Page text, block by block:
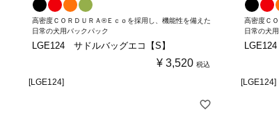
高密度ＣＯＲＤＵＲＡ®Ｅｃｏを採用し、機能性を備えた
日常の犬用バックパック
LGE124 サドルバッグエコ【S】
¥ 3,520 税込
[LGE124]
高密度Ｃ
日常の犬
[LGE124]